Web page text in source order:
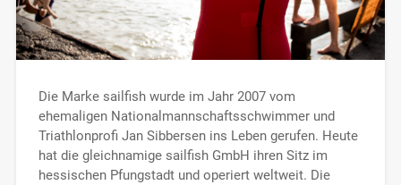
Die Marke sailfish wurde im Jahr 2007 vom
ehemaligen Nationalmannschaftsschwimmer und
Triathlonprofi Jan Sibbersen ins Leben gerufen. Heute
hat die gleichnamige sailfish GmbH ihren Sitz im
hessischen Pfungstadt und operiert weltweit. Die